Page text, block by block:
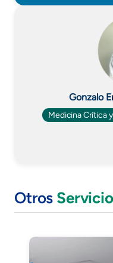
Gonzalo
Medicina Crítica
Otros